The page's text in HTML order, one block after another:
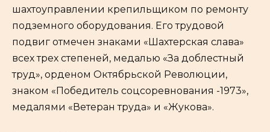
шахтоуправлении крепильщиком по ремонту
подземного оборудования. Его трудовой
подвиг отмечен знаками «Шахтерская слава»
всех трех степеней, медалью «За доблестный
труд», орденом Октябрьской Революции,
знаком «Победитель соцсоревнования -1973»,
медалями «Ветеран труда» и «Жукова».